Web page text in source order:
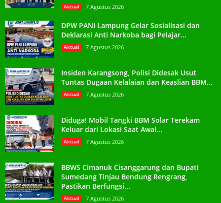
Aktual 7 Agustus 2026
DPW PANI Lampung Gelar Sosialisasi dan
Deklarasi Anti Narkoba bagi Pelajar...
Aktual 7 Agustus 2026
Insiden Karangsong, Polisi Didesak Usut
Tuntas Dugaan Kelalaian dan Keaslian BBM...
Aktual 7 Agustus 2026
Diduga! Mobil Tangki BBM Solar Terekam
Keluar dari Lokasi Saat Awal...
Aktual 7 Agustus 2026
BBWS Cimanuk Cisanggarung dan Bupati
Sumedang Tinjau Bendung Rengrang,
Pastikan Berfungsi...
Aktual 7 Agustus 2026